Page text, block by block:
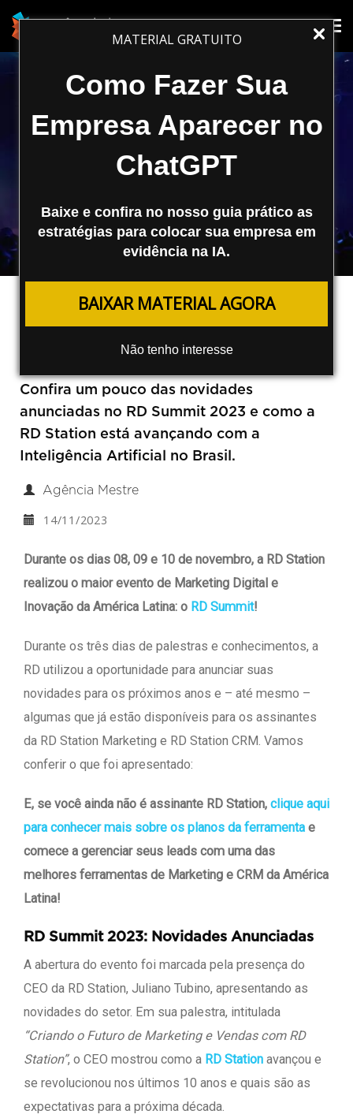
MATERIAL GRATUITO
Como Fazer Sua
Empresa Aparecer no
ChatGPT
Baixe e confira no nosso guia prático as
estratégias para colocar sua empresa em
evidência na IA.
BAIXAR MATERIAL AGORA
Não tenho interesse
RD Summit 2023: RD Station Lança
Mentor IA e outras novidades
Confira um pouco das novidades
anunciadas no RD Summit 2023 e como a
RD Station está avançando com a
Inteligência Artificial no Brasil.
Agência Mestre
14/11/2023
Durante os dias 08, 09 e 10 de novembro, a RD Station
realizou o maior evento de Marketing Digital e
Inovação da América Latina: o RD Summit!
Durante os três dias de palestras e conhecimentos, a
RD utilizou a oportunidade para anunciar suas
novidades para os próximos anos e – até mesmo –
algumas que já estão disponíveis para os assinantes
da RD Station Marketing e RD Station CRM. Vamos
conferir o que foi apresentado:
E, se você ainda não é assinante RD Station, clique aqui
para conhecer mais sobre os planos da ferramenta e
comece a gerenciar seus leads com uma das
melhores ferramentas de Marketing e CRM da América
Latina!
RD Summit 2023: Novidades Anunciadas
A abertura do evento foi marcada pela presença do
CEO da RD Station, Juliano Tubino, apresentando as
novidades do setor. Em sua palestra, intitulada
“Criando o Futuro de Marketing e Vendas com RD
Station”, o CEO mostrou como a RD Station avançou e
se revolucionou nos últimos 10 anos e quais são as
expectativas para a próxima década.